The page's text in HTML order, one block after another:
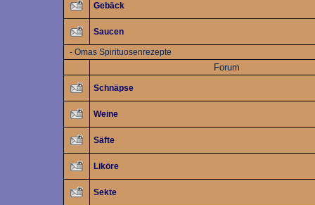
Gebäck
Saucen
- Omas Spirituosenrezepte
Forum
Schnäpse
Weine
Säfte
Liköre
Sekte